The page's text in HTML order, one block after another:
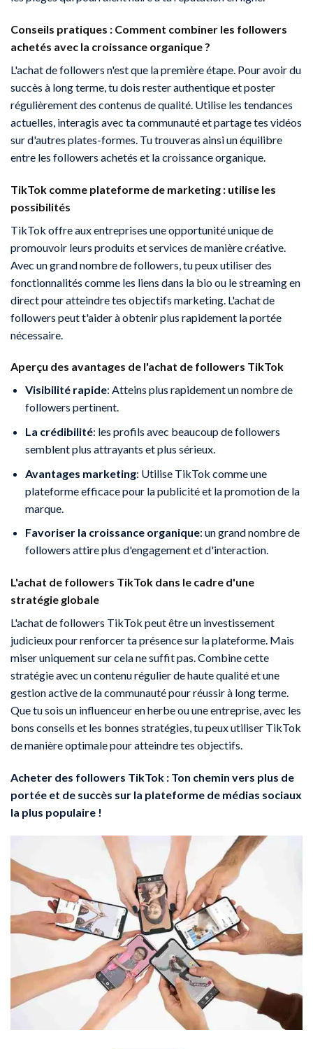
Conseils pratiques : Comment combiner les followers
achetés avec la croissance organique ?
L'achat de followers n'est que la première étape. Pour avoir du
succès à long terme, tu dois rester authentique et poster
régulièrement des contenus de qualité. Utilise les tendances
actuelles, interagis avec ta communauté et partage tes vidéos
sur d'autres plates-formes. Tu trouveras ainsi un équilibre
entre les followers achetés et la croissance organique.
TikTok comme plateforme de marketing : utilise les
possibilités
TikTok offre aux entreprises une opportunité unique de
promouvoir leurs produits et services de manière créative.
Avec un grand nombre de followers, tu peux utiliser des
fonctionnalités comme les liens dans la bio ou le streaming en
direct pour atteindre tes objectifs marketing. L'achat de
followers peut t'aider à obtenir plus rapidement la portée
nécessaire.
Aperçu des avantages de l'achat de followers TikTok
Visibilité rapide: Atteins plus rapidement un nombre de
followers pertinent.
La crédibilité: les profils avec beaucoup de followers
semblent plus attrayants et plus sérieux.
Avantages marketing: Utilise TikTok comme une
plateforme efficace pour la publicité et la promotion de la
marque.
Favoriser la croissance organique: un grand nombre de
followers attire plus d'engagement et d'interaction.
L'achat de followers TikTok dans le cadre d'une
stratégie globale
L'achat de followers TikTok peut être un investissement
judicieux pour renforcer ta présence sur la plateforme. Mais
miser uniquement sur cela ne suffit pas. Combine cette
stratégie avec un contenu régulier de haute qualité et une
gestion active de la communauté pour réussir à long terme.
Que tu sois un influenceur en herbe ou une entreprise, avec les
bons conseils et les bonnes stratégies, tu peux utiliser TikTok
de manière optimale pour atteindre tes objectifs.
Acheter des followers TikTok : Ton chemin vers plus de
portée et de succès sur la plateforme de médias sociaux
la plus populaire !